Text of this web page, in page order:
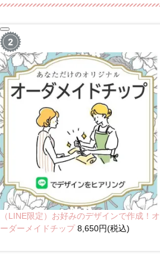
（LINE限定）お好みのデザインで作成！オ
ーダーメイドチップ8,650円(税込)